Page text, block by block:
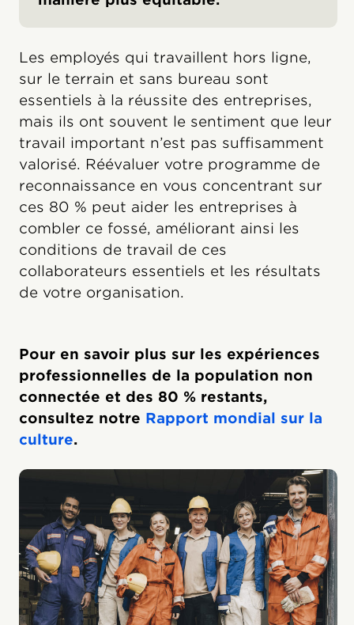
Les employés qui travaillent hors ligne,
sur le terrain et sans bureau sont
essentiels à la réussite des entreprises,
mais ils ont souvent le sentiment que leur
travail important n’est pas suffisamment
valorisé. Réévaluer votre programme de
reconnaissance en vous concentrant sur
ces 80 % peut aider les entreprises à
combler ce fossé, améliorant ainsi les
conditions de travail de ces
collaborateurs essentiels et les résultats
de votre organisation.
Pour en savoir plus sur les expériences
professionnelles de la population non
connectée et des 80 % restants,
consultez notre Rapport mondial sur la
culture.